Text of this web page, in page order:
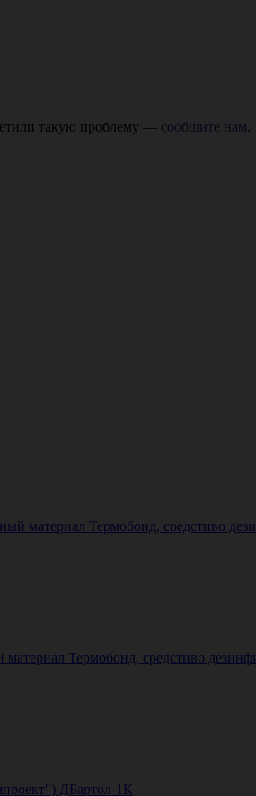
такую проблему — сообщите нам.
материал Термобонд, средстиво
Термобонд, средстиво
ДБартол-1К